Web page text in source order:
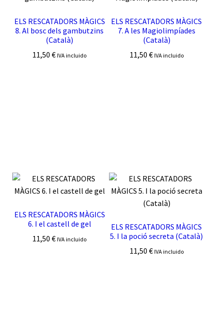
ELS RESCATADORS MÀGICS
8. Al bosc dels gambutzins
(Català)
11,50€ IVA incluido
ELS RESCATADORS MÀGICS
7. A les Magiolimpíades
(Català)
11,50 € IVA incluido
ELS RESCATADORS MÀGICS
6. I el castell de gel
11,50€ IVA incluido
ELS RESCATADORS MÀGICS
5. I la poció secreta (Català)
11,50 € IVA incluido